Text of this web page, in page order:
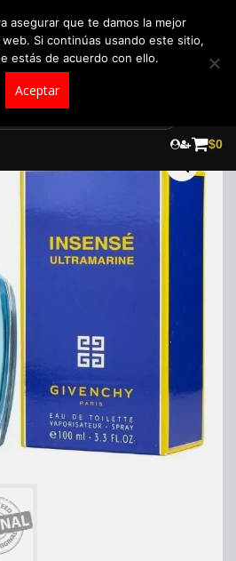
$0
asegurar que te damos la mejor
Si continúas usando este sitio,
estás de acuerdo con ello.
Aceptar